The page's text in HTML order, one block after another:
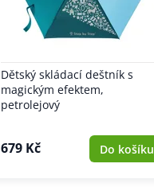
Dětský skládací deštník s
magickým efektem,
petrolejový
679 Kč Do košíku